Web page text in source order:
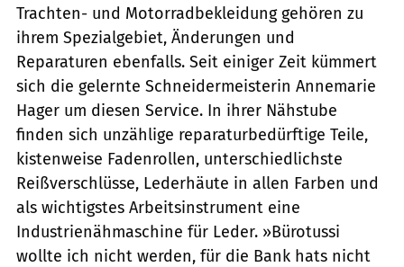
Trachten- und Motorradbekleidung gehören zu
ihrem Spezialgebiet, Änderungen und
Reparaturen ebenfalls. Seit einiger Zeit kümmert
sich die gelernte Schneidermeisterin Annemarie
Hager um diesen Service. In ihrer Nähstube
finden sich unzählige reparaturbedürftige Teile,
kistenweise Fadenrollen, unterschiedlichste
Reißverschlüsse, Lederhäute in allen Farben und
als wichtigstes Arbeitsinstrument eine
Industrienähmaschine für Leder. »Bürotussi
wollte ich nicht werden, für die Bank hats nicht